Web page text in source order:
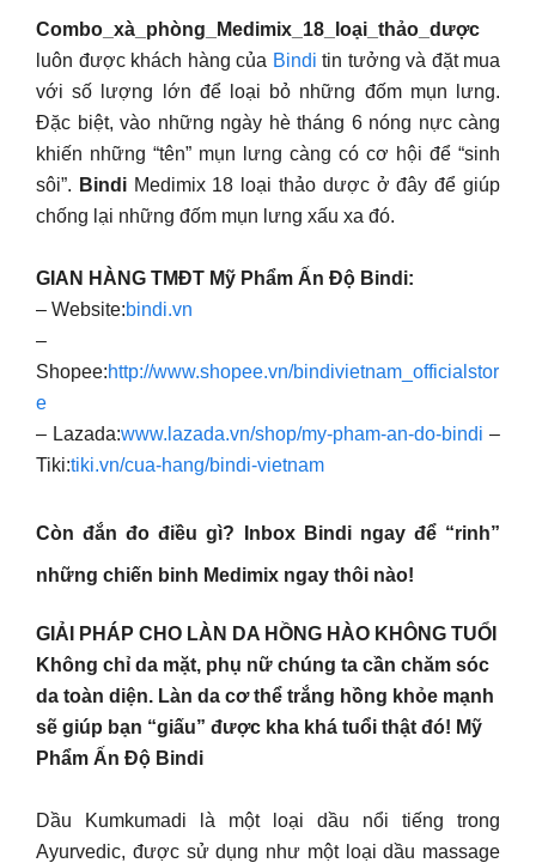
Combo_xà_phòng_Medimix_18_loại_thảo_dược
luôn được khách hàng của Bindi tin tưởng và đặt mua
với số lượng lớn để loại bỏ những đốm mụn lưng.
Đặc biệt, vào những ngày hè tháng 6 nóng nực càng
khiến những “tên” mụn lưng càng có cơ hội để “sinh
sôi”. Bindi Medimix 18 loại thảo dược ở đây để giúp
chống lại những đốm mụn lưng xấu xa đó.
GIAN HÀNG TMĐT Mỹ Phẩm Ấn Độ Bindi:
– Website:bindi.vn
–
Shopee:http://www.shopee.vn/bindivietnam_officialstor
e
– Lazada:www.lazada.vn/shop/my-pham-an-do-bindi –
Tiki:tiki.vn/cua-hang/bindi-vietnam
Còn đắn đo điều gì? Inbox Bindi ngay để “rinh”
những chiến binh Medimix ngay thôi nào!
GIẢI PHÁP CHO LÀN DA HỒNG HÀO KHÔNG TUỔI
Không chỉ da mặt, phụ nữ chúng ta cần chăm sóc
da toàn diện. Làn da cơ thể trắng hồng khỏe mạnh
sẽ giúp bạn “giấu” được kha khá tuổi thật đó! Mỹ
Phẩm Ấn Độ Bindi
Dầu Kumkumadi là một loại dầu nổi tiếng trong
Ayurvedic, được sử dụng như một loại dầu massage